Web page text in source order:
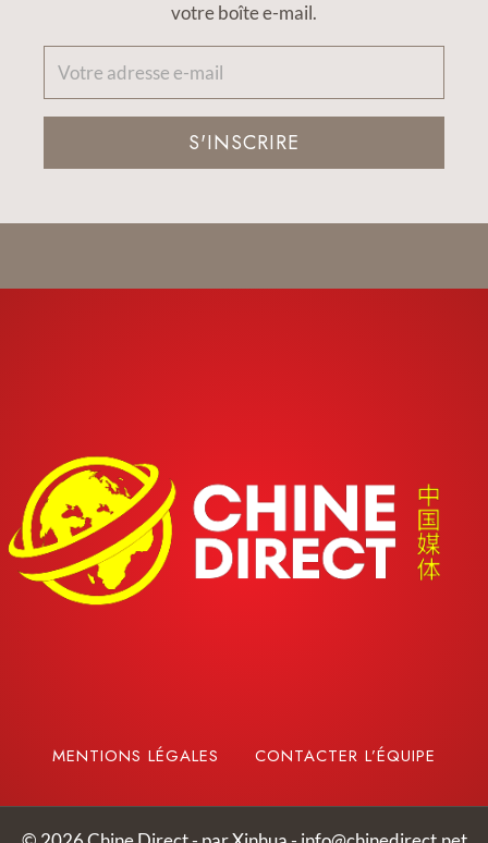
votre boîte e-mail.
S'INSCRIRE
MENTIONS LÉGALES CONTACTER L’ÉQUIPE